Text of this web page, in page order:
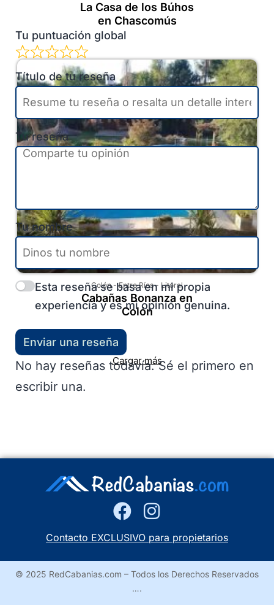
La Casa de los Búhos
en Chascomús
Colón-Entre Ríos- Litoral
Cabañas Bonanza en
Colón
Cargar más
Tu puntuación global
Título de tu reseña
Tu reseña
Tu nombre
Esta reseña se basa en mi propia
experiencia y es mi opinión genuina.
Enviar una reseña
No hay reseñas todavía. Sé el primero en
escribir una.
Contacto EXCLUSIVO para propietarios
© 2025 RedCabanias.com – Todos los Derechos Reservados
….